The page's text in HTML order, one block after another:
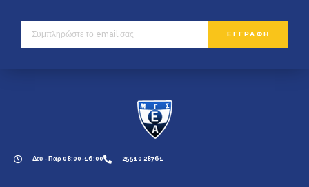
ΕΓΓΡΑΦΗ
Δευ - Παρ 08:00-16:00 25510 28761